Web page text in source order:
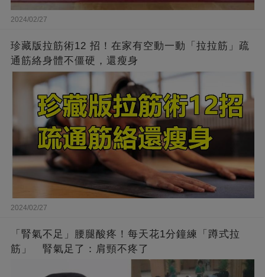
2024/02/27
珍藏版拉筋術12 招！在家有空動一動「拉拉筋」疏
通筋絡身體不僵硬，還瘦身
2024/02/27
「腎氣不足」腰腿酸疼！每天花1分鐘練「蹲式拉
筋」 腎氣足了：肩頸不疼了